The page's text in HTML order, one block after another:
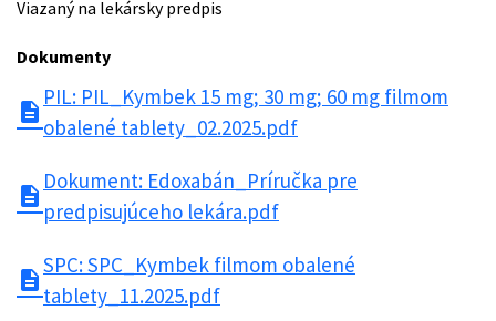
Viazaný na lekársky predpis
Dokumenty
description
PIL: PIL_Kymbek 15 mg; 30 mg; 60 mg filmom
obalené tablety_02.2025.pdf
description
Dokument: Edoxabán_Príručka pre
predpisujúceho lekára.pdf
description
SPC: SPC_Kymbek filmom obalené
tablety_11.2025.pdf